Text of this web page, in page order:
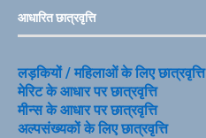
आधारित छात्रवृत्ति
लड़कियों / महिलाओं के लिए छात्रवृत्ति
मेरिट के आधार पर छात्रवृत्ति
मीन्स के आधार पर छात्रवृत्ति
अल्पसंख्यकों के लिए छात्रवृत्ति